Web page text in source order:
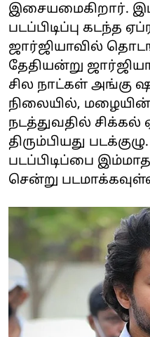
இசையமைகிறார்.
படப்பிடிப்பு கடந்த
ஜார்ஜியாவில்
தேதியன்று
சில நாட்கள் அங்கு
நிலையில், மழையின்
நடத்துவதில்
திரும்பியது
படப்பிடிப்பை
சென்று